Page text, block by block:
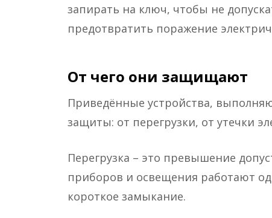
запирать на ключ, чтобы не
предотвратить поражение
От чего они защищают
Приведённые устройства,
защиты: от перегрузки, от утечки
Перегрузка – это превышение
приборов и освещения работают
короткое замыкание.